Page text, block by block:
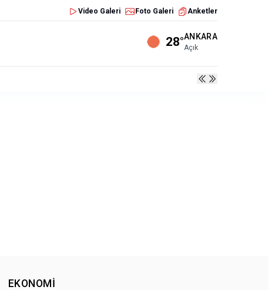
Video Galeri Foto Galeri Anketler
28°ANKARA
Açık
EKONOMI